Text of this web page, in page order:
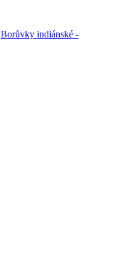
Borůvky indiánské -